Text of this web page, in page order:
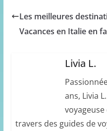
Les meilleures
Vacances en Italie en
Livia L.
ans, Livia
travers des guides de